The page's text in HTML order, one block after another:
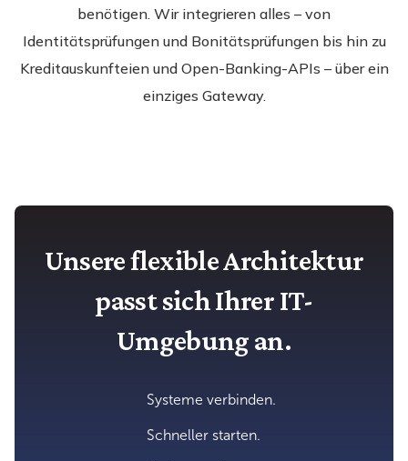
benötigen. Wir integrieren alles – von
Identitätsprüfungen und Bonitätsprüfungen bis hin zu
Kreditauskunfteien und Open-Banking-APIs – über ein
einziges Gateway.
Unsere flexible Architektur
passt sich Ihrer IT-
Umgebung an.
Systeme verbinden.
Schneller starten.